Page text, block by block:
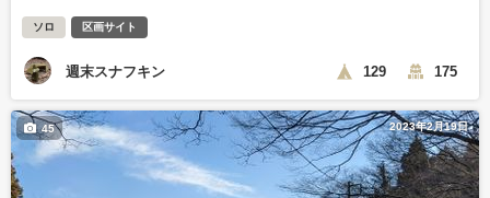
ソロ 区画サイト
週末スナフキン 129 175
2023年2月19日
45